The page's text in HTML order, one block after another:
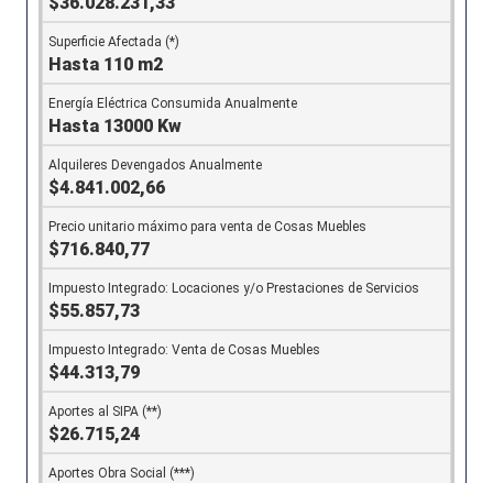
Hasta 110 m2
Hasta 13000 Kw
$4.841.002,66
$716.840,77
$55.857,73
$44.313,79
$26.715,24